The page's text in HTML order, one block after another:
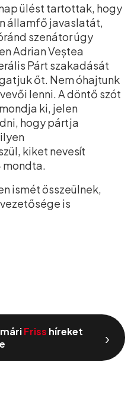
ülést tartottak, hogy
államfő javaslatát,
szenátor úgy
Adrian Veștea
Párt szakadását
őt. Nem óhajtunk
lenni. A döntő szót
ki, jelen
hogy pártja
kiket nevesít
mondta.
ismét összeülnek,
is
Friss híreket
›